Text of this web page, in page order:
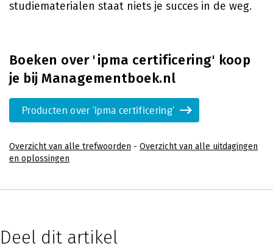
studiematerialen staat niets je succes in de weg.
Boeken over 'ipma certificering' koop
je bij Managementboek.nl
Producten over 'ipma certificering'
Overzicht van alle trefwoorden - Overzicht van alle uitdagingen
en oplossingen
Deel dit artikel